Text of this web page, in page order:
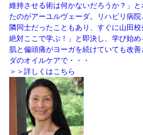
維持させる術は何かないだろうか？」
たのがアーユルヴェーダ。リハビリ病
隣同士だったこともあり、すぐに山田
絶対ここで学ぶ！」と即決し、学び始
肌と偏頭痛がヨーガを続けていても改
ダのオイルケアで・・・
＞＞詳しくはこちら